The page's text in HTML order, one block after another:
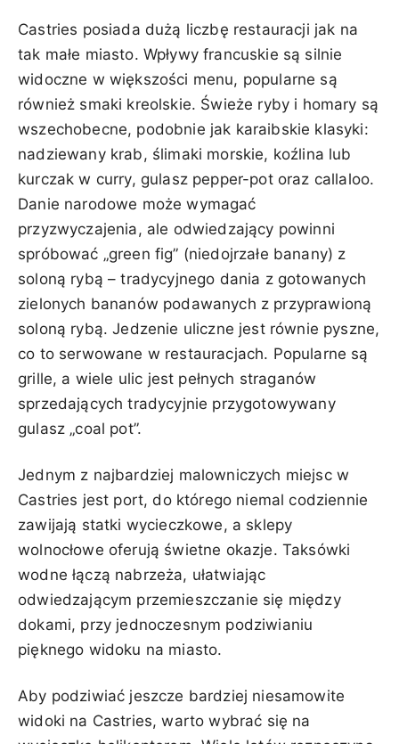
Castries posiada dużą liczbę restauracji jak na
tak małe miasto. Wpływy francuskie są silnie
widoczne w większości menu, popularne są
również smaki kreolskie. Świeże ryby i homary są
wszechobecne, podobnie jak karaibskie klasyki:
nadziewany krab, ślimaki morskie, koźlina lub
kurczak w curry, gulasz pepper-pot oraz callaloo.
Danie narodowe może wymagać
przyzwyczajenia, ale odwiedzający powinni
spróbować „green fig” (niedojrzałe banany) z
soloną rybą – tradycyjnego dania z gotowanych
zielonych bananów podawanych z przyprawioną
soloną rybą. Jedzenie uliczne jest równie pyszne,
co to serwowane w restauracjach. Popularne są
grille, a wiele ulic jest pełnych straganów
sprzedających tradycyjnie przygotowywany
gulasz „coal pot”.
Jednym z najbardziej malowniczych miejsc w
Castries jest port, do którego niemal codziennie
zawijają statki wycieczkowe, a sklepy
wolnocłowe oferują świetne okazje. Taksówki
wodne łączą nabrzeża, ułatwiając
odwiedzającym przemieszczanie się między
dokami, przy jednoczesnym podziwianiu
pięknego widoku na miasto.
Aby podziwiać jeszcze bardziej niesamowite
widoki na Castries, warto wybrać się na